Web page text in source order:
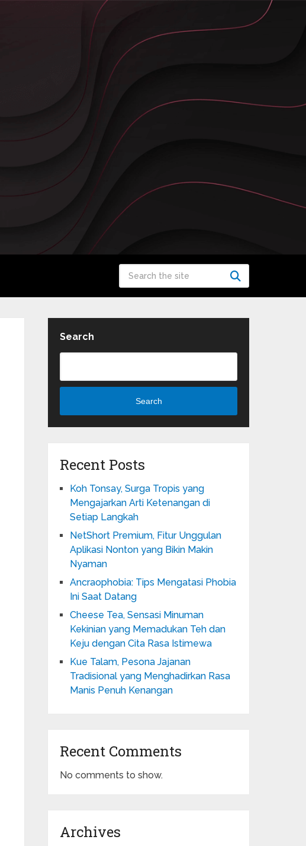
Search
Search
Recent Posts
Koh Tonsay, Surga Tropis yang
Mengajarkan Arti Ketenangan di
Setiap Langkah
NetShort Premium, Fitur Unggulan
Aplikasi Nonton yang Bikin Makin
Nyaman
Ancraophobia: Tips Mengatasi Phobia
Ini Saat Datang
Cheese Tea, Sensasi Minuman
Kekinian yang Memadukan Teh dan
Keju dengan Cita Rasa Istimewa
Kue Talam, Pesona Jajanan
Tradisional yang Menghadirkan Rasa
Manis Penuh Kenangan
Recent Comments
No comments to show.
Archives